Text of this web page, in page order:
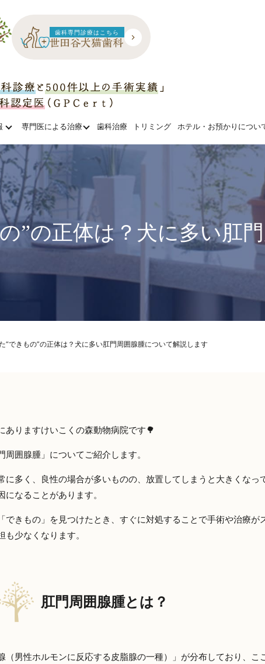
歯科専門診療はこちら
専門医による治療 歯科治療 トリミング ホテル・お預かりについ
”の正体は？犬に多い肛
“できもの”の正体は？犬に多い肛門周囲腺腫について解説します
ありますけいこくの森動物病院です🌳
囲腺腫」についてご紹介します。
に多く、良性の場合が多いものの、放置してしまうと大きくなっ
なることがあります。
できもの」を見つけたとき、すぐに対処することで手術や治療が
少なくなります。
肛門周囲腺腫とは？
（男性ホルモンに反応する皮脂腺の一種）」が分布しており、こ